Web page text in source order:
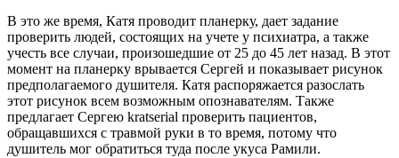
В это же время, Катя проводит планерку, дает задание
проверить людей, состоящих на учете у психиатра, а также
учесть все случаи, произошедшие от 25 до 45 лет назад. В этот
момент на планерку врывается Сергей и показывает рисунок
предполагаемого душителя. Катя распоряжается разослать
этот рисунок всем возможным опознавателям. Также
предлагает Сергею kratserial проверить пациентов,
обращавшихся с травмой руки в то время, потому что
душитель мог обратиться туда после укуса Рамили.